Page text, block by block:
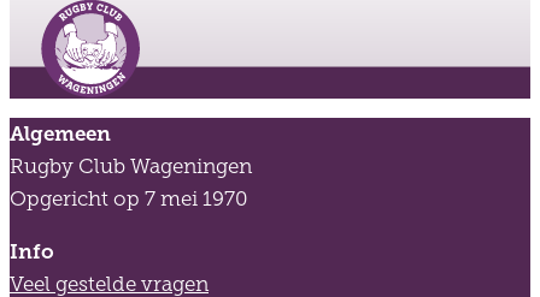
Algemeen
Rugby Club Wageningen
Opgericht op 7 mei 1970
Info
Veel gestelde vragen